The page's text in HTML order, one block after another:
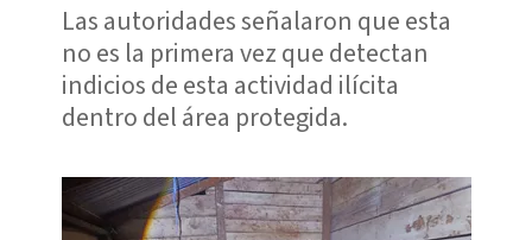
Las autoridades señalaron que esta
no es la primera vez que detectan
indicios de esta actividad ilícita
dentro del área protegida.